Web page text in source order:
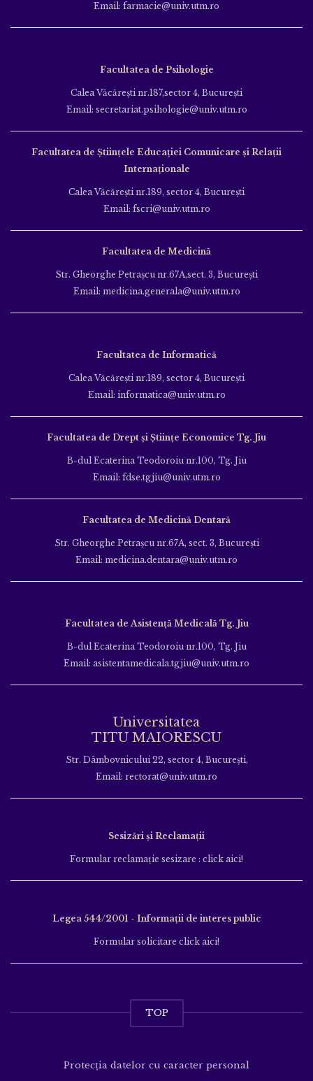
Email: farmacie@univ.utm.ro
Facultatea de Psihologie
Calea Văcăreşti nr.187,sector 4, Bucureşti
Email: secretariat.psihologie@univ.utm.ro
Facultatea de Ştiinţele Educației Comunicare și Relații
Internaționale
Calea Văcăreşti nr.189, sector 4, Bucureşti
Email: fscri@univ.utm.ro
Facultatea de Medicină
Str. Gheorghe Petraşcu nr.67A,sect. 3, Bucureşti
Email: medicina.generala@univ.utm.ro
Facultatea de Informatică
Calea Văcăreşti nr.189, sector 4, Bucureşti
Email: informatica@univ.utm.ro
Facultatea de Drept și Științe Economice Tg. Jiu
B-dul Ecaterina Teodoroiu nr.100, Tg. Jiu
Email: fdse.tgjiu@univ.utm.ro
Facultatea de Medicină Dentară
Str. Gheorghe Petraşcu nr.67A, sect. 3, Bucureşti
Email: medicina.dentara@univ.utm.ro
Facultatea de Asistență Medicală Tg. Jiu
B-dul Ecaterina Teodoroiu nr.100, Tg. Jiu
Email: asistentamedicala.tgjiu@univ.utm.ro
Universitatea
TITU MAIORESCU
Str. Dâmbovnicului 22, sector 4, București,
Email: rectorat@univ.utm.ro
Sesizări și Reclamații
Formular reclamație sesizare : click aici!
Legea 544/2001 - Informații de interes public
Formular solicitare click aici!
TOP
Protecția datelor cu caracter personal